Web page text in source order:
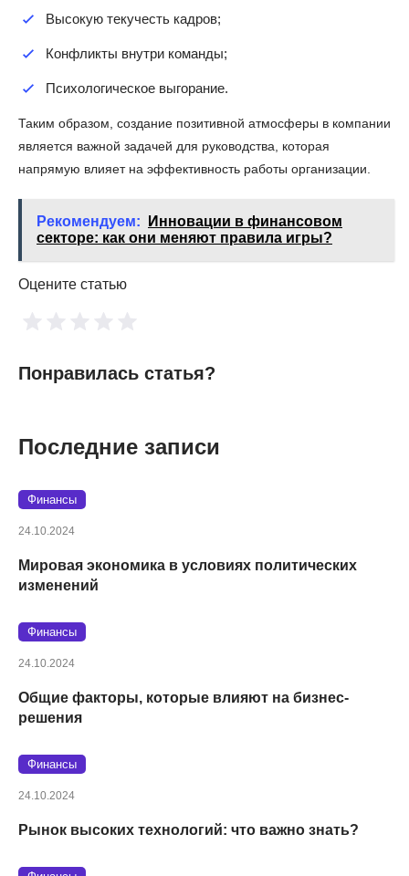
Высокую текучесть кадров;
Конфликты внутри команды;
Психологическое выгорание.
Таким образом, создание позитивной атмосферы в компании
является важной задачей для руководства, которая
напрямую влияет на эффективность работы организации.
Рекомендуем:
Инновации в финансовом
секторе: как они меняют правила игры?
Оцените статью
Понравилась статья?
Последние записи
Финансы
24.10.2024
Мировая экономика в условиях политических
изменений
Финансы
24.10.2024
Общие факторы, которые влияют на бизнес-
решения
Финансы
24.10.2024
Рынок высоких технологий: что важно знать?